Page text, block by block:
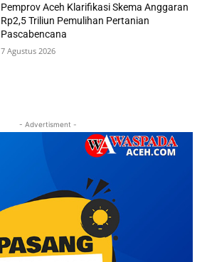
Pemprov Aceh Klarifikasi Skema Anggaran
Rp2,5 Triliun Pemulihan Pertanian
Pascabencana
7 Agustus 2026
- Advertisment -